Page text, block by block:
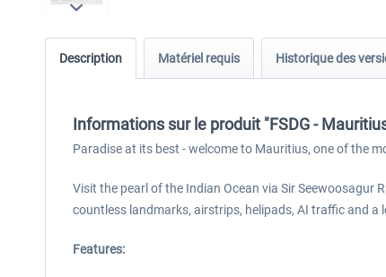
Description Matériel requis Historique des
Informations sur le produit "FSDG -
Paradise at its best - welcome to Mauritius, one of the
Visit the pearl of the Indian Ocean via Sir
countless landmarks, airstrips, helipads, AI traffic and a
Features: